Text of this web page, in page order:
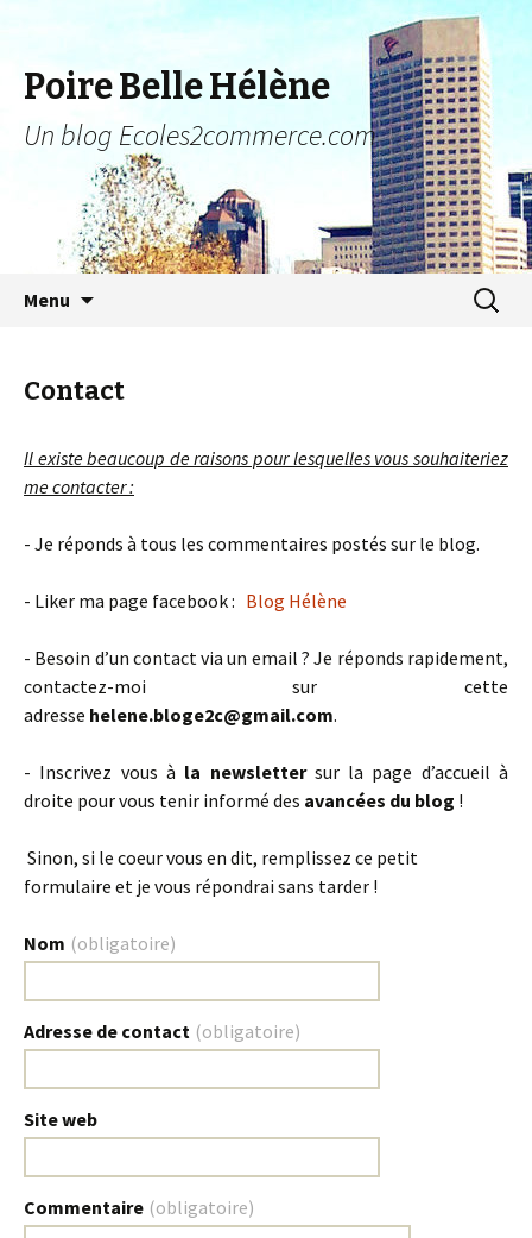
Poire Belle Hélène
Un blog Ecoles2commerce.com
Menu
pour :
Contact
Il existe beaucoup de raisons pour lesquelles vous souhaiteriez
me contacter :
- Je réponds à tous les commentaires postés sur le blog.
- Liker ma page facebook : Blog Hélène
- Besoin d’un contact via un email ? Je réponds rapidement,
contactez-moi sur cette
adresse helene.bloge2c@gmail.com.
- Inscrivez vous à la newslettersur la page d’accueil à
droite pour vous tenir informé des avancées du blog !
Sinon, si le coeur vous en dit, remplissez ce petit
formulaire et je vous répondrai sans tarder !
Nom (obligatoire)
Adresse de contact (obligatoire)
Site web
Commentaire (obligatoire)